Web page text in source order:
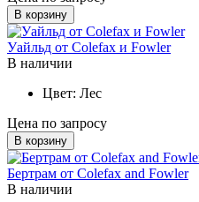
В корзину
Уайльд от Colefax и Fowler
В наличии
Цвет: Лес
Цена по запросу
В корзину
Бертрам от Colefax and Fowler
В наличии